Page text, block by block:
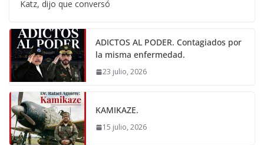
Katz, dijo que conversó
ADICTOS AL PODER. Contagiados por
la misma enfermedad.
23 julio, 2026
KAMIKAZE.
15 julio, 2026